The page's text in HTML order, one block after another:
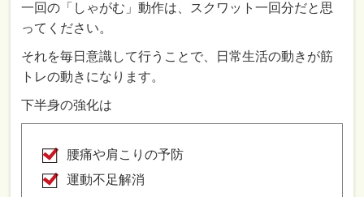
一回の「しゃがむ」動作は、スクワット一回分だと思
ってください。
それを毎日意識して行うことで、日常生活の動きが筋
トレの動きになります。
下半身の強化は
腰痛や肩こりの予防
運動不足解消